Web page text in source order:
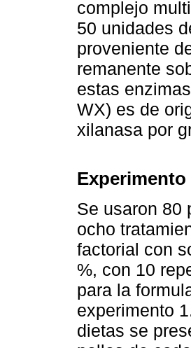
complejo
50 unidades
proveniente
remanente
estas
WX) es de
xilanasa por
Experimento
Se usaron 80
ocho
factorial con
%, con 10
para la
experimento
dietas se